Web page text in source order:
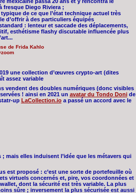
fresque Diego Riviera ;
de ce que l’état technique actuel très
d’offrir à des particuliers équipés
: lenteur et saccade des déplacements,
esthétisme flashy discutable influencée plus
de Frida Kahlo
une collection d’œuvres crypto-art (dites
assez variable
vendent des doubles numériques (donc visibles
! ainsi en 2021 un avatar du Tondo Donide
up LaCollection.ioa passé un accord avec le
mais elles induisent l’idée que les métavers qui
est proposé : c’est une sorte de portefeuille où
virtuels concernés et, pire, vos coordonnées et
dont la sécurité est très variable. La plus
sûre ; inversement la plus sécurisée est aussi